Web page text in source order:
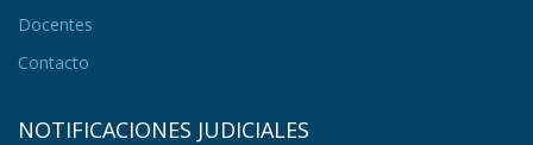
Docentes
Contacto
NOTIFICACIONES JUDICIALES